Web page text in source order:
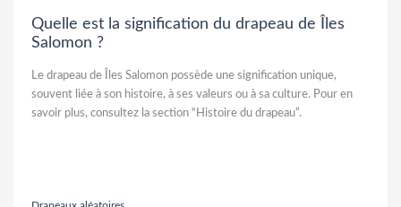
Quelle est la signification du drapeau de Îles
Salomon ?
Le drapeau de Îles Salomon possède une signification unique,
souvent liée à son histoire, à ses valeurs ou à sa culture. Pour en
savoir plus, consultez la section “Histoire du drapeau”.